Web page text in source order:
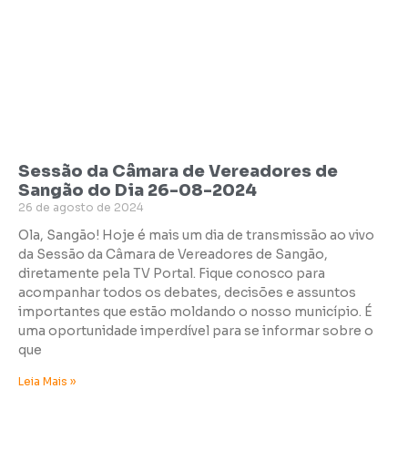
Sessão da Câmara de Vereadores de
Sangão do Dia 26-08-2024
26 de agosto de 2024
Ola, Sangão! Hoje é mais um dia de transmissão ao vivo
da Sessão da Câmara de Vereadores de Sangão,
diretamente pela TV Portal. Fique conosco para
acompanhar todos os debates, decisões e assuntos
importantes que estão moldando o nosso município. É
uma oportunidade imperdível para se informar sobre o
que
Leia Mais »